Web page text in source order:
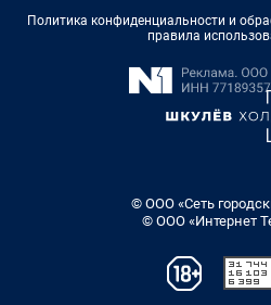
Политика конфиденциальности и
правила
© ООО «Сеть
© ООО «Интернет